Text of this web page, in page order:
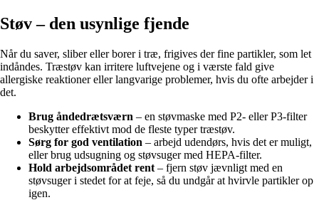
Støv – den usynlige fjende
Når du saver, sliber eller borer i træ, frigives der fine partikler, som let
indåndes. Træstøv kan irritere luftvejene og i værste fald give
allergiske reaktioner eller langvarige problemer, hvis du ofte arbejder i
det.
Brug åndedrætsværn – en støvmaske med P2- eller P3-filter
beskytter effektivt mod de fleste typer træstøv.
Sørg for god ventilation – arbejd udendørs, hvis det er muligt,
eller brug udsugning og støvsuger med HEPA-filter.
Hold arbejdsområdet rent – fjern støv jævnligt med en
støvsuger i stedet for at feje, så du undgår at hvirvle partikler op
igen.